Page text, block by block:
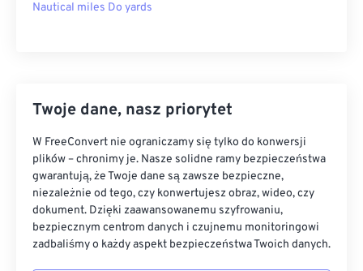
Nautical miles Do yards
Twoje dane, nasz priorytet
W FreeConvert nie ograniczamy się tylko do konwersji
plików – chronimy je. Nasze solidne ramy bezpieczeństwa
gwarantują, że Twoje dane są zawsze bezpieczne,
niezależnie od tego, czy konwertujesz obraz, wideo, czy
dokument. Dzięki zaawansowanemu szyfrowaniu,
bezpiecznym centrom danych i czujnemu monitoringowi
zadbaliśmy o każdy aspekt bezpieczeństwa Twoich danych.